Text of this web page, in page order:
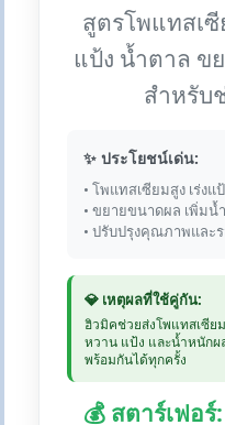
สูตรโพแทสเซี
แป้ง น้ำตาล ข
สำหรับ
✨ ประโยชน์เด่น:
• โพแทสเซียมสูง เร่งแ
• ขยายขนาดผล เพิ่มน้
• ปรับปรุงคุณภาพและ
💎 เหตุผลที่ใช้คู่กัน:
ฮิวมิคช่วยส่งโพแทสเซีย
หวาน แป้ง และน้ำหนัก
พร้อมกันได้ทุกครั้ง
💰 สตาร์เฟอ